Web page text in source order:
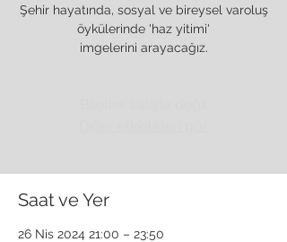
Şehir hayatında, sosyal ve bireysel varoluş
öykülerinde 'haz yitimi'
imgelerini arayacağız.
Saat ve Yer
26 Nis 2024 21:00 – 23:50